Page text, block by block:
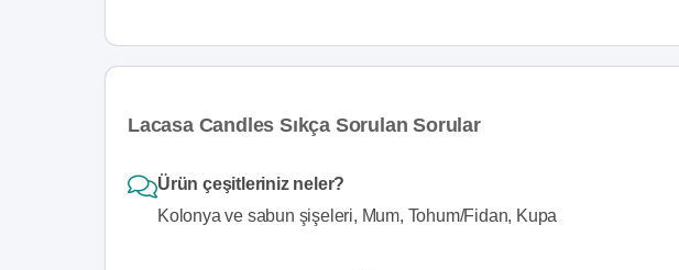
Lacasa Candles Sıkça Sorulan Sorular
Ürün çeşitleriniz neler?
Kolonya ve sabun şişeleri, Mum, Tohum/Fidan, Kupa